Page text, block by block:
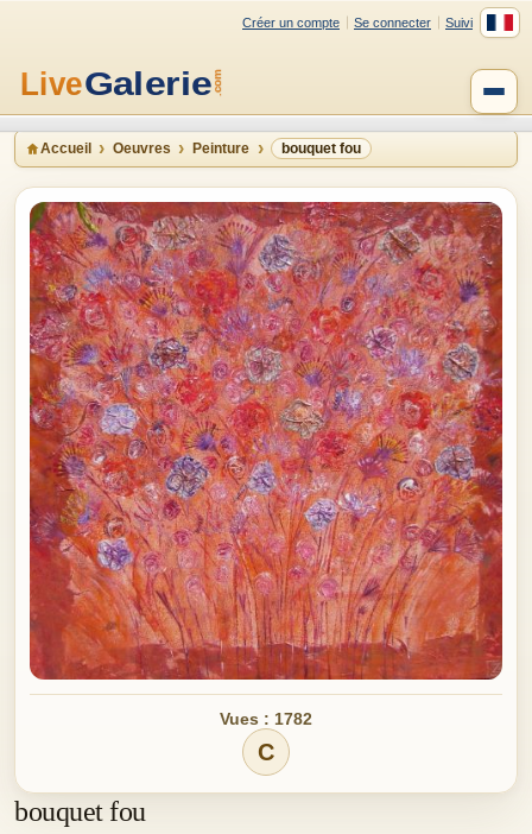
Créer un compte Se connecter Suivi
Accueil Oeuvres Peinture bouquet fou
Vues : 1782
C
bouquet fou